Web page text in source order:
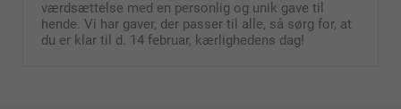
værdsættelse med en personlig og unik gave til
hende. Vi har gaver, der passer til alle, så sørg for, at
du er klar til d. 14 februar, kærlighedens dag!